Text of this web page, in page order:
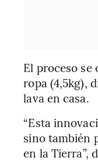
El proceso se
ropa (4,5kg),
lava en casa.
“Esta
sino también
en la Tierra”,